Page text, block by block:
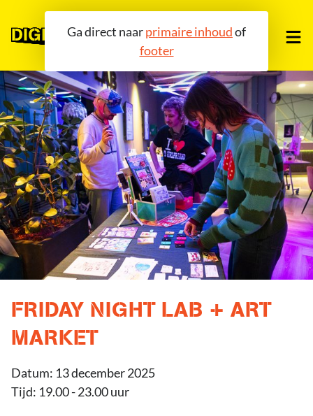
Ga direct naarprimaire inhoudof
footer
OVER ONS
TOOLS
COMMUNITY
AGENDA
BLOG
FRIDAY NIGHT LAB + ART
MARKET
Datum: 13 december 2025
Tijd: 19.00 - 23.00 uur